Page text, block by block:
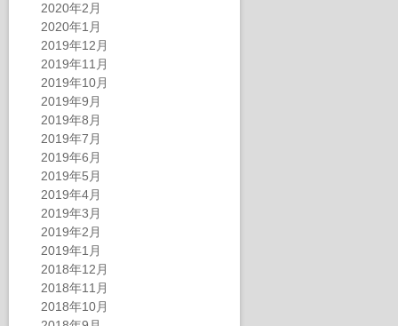
2020年2月
2020年1月
2019年12月
2019年11月
2019年10月
2019年9月
2019年8月
2019年7月
2019年6月
2019年5月
2019年4月
2019年3月
2019年2月
2019年1月
2018年12月
2018年11月
2018年10月